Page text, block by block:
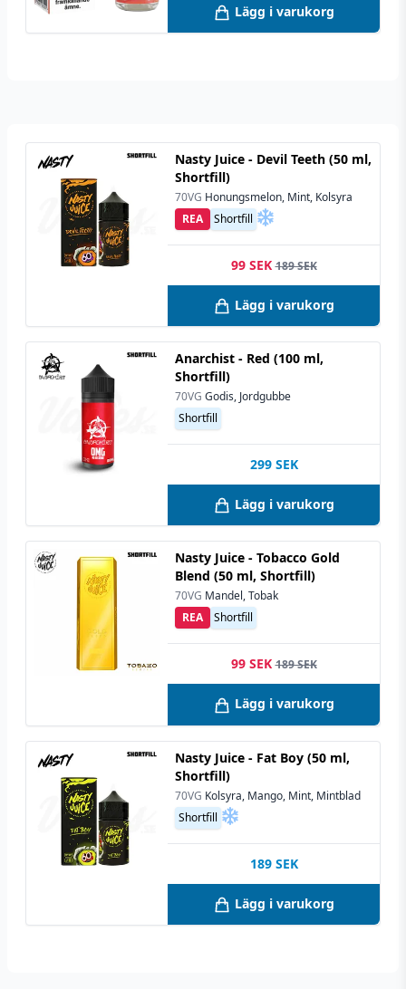
Lägg i varukorg
Nasty Juice - Devil Teeth (50 ml,
Shortfill)
70VG Honungsmelon, Mint, Kolsyra
Shortfill
REA
99 SEK 189 SEK
Lägg i varukorg
Anarchist - Red (100 ml,
Shortfill)
70VG Godis, Jordgubbe
Shortfill
299 SEK
Lägg i varukorg
Nasty Juice - Tobacco Gold
Blend (50 ml, Shortfill)
70VG Mandel, Tobak
Shortfill
REA
99 SEK 189 SEK
Lägg i varukorg
Nasty Juice - Fat Boy (50 ml,
Shortfill)
70VG Kolsyra, Mango, Mint, Mintblad
Shortfill
189 SEK
Lägg i varukorg